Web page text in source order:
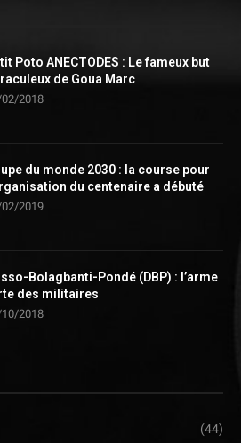
Poto ANECTODES : Le fameux but
de Goua Marc
2018
du monde 2030 : la course pour
du centenaire a débuté
2019
Bolagbanti-Pondé (DBP) : l’arme
des militaires
2018
(44)